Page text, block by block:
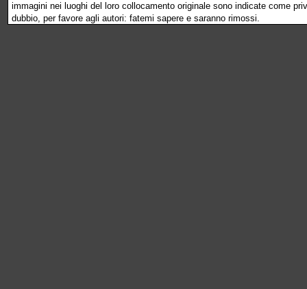
immagini nei luoghi del loro collocamento originale sono indicate come
dubbio, per favore agli autori: fatemi sapere e saranno rimossi.